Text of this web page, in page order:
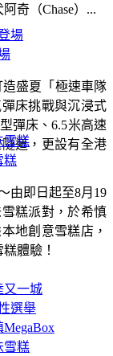
造盛夏「極速車隊
床挑戰與沉浸式
彈床、6.5米高速
道，更設有全港
奇（Chase）...
糕
由即日起至8月19
糕派對，於希慎
地創意雪糕店，
體驗！